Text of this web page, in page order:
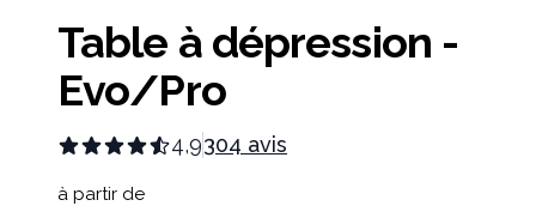
Table à dépression -
Evo/Pro
4,9304 avis
Product information
à partir de